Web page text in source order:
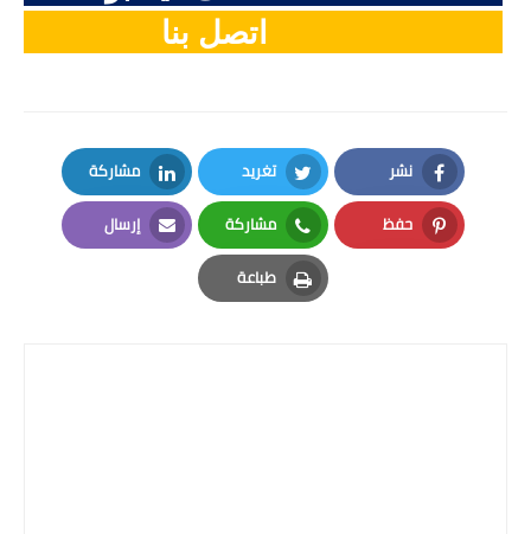
اتصل بنا
نشر
Facebook
تغريد
Twitter
مشاركة
LinkedIn
حفظ
Pinterest
مشاركة
Whatsapp
إرسال
Email
طباعة
Print